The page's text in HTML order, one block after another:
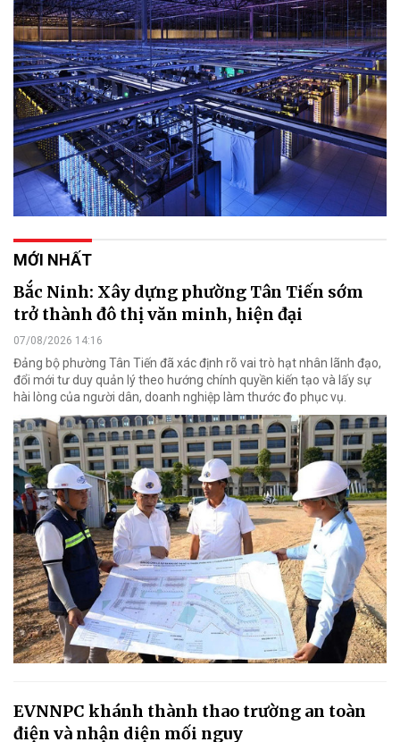
MỚI NHẤT
Bắc Ninh: Xây dựng phường Tân Tiến sớm
trở thành đô thị văn minh, hiện đại
07/08/2026 14:16
Đảng bộ phường Tân Tiến đã xác định rõ vai trò hạt nhân lãnh đạo,
đổi mới tư duy quản lý theo hướng chính quyền kiến tạo và lấy sự
hài lòng của người dân, doanh nghiệp làm thước đo phục vụ.
EVNNPC khánh thành thao trường an toàn
điện và nhận diện mối nguy